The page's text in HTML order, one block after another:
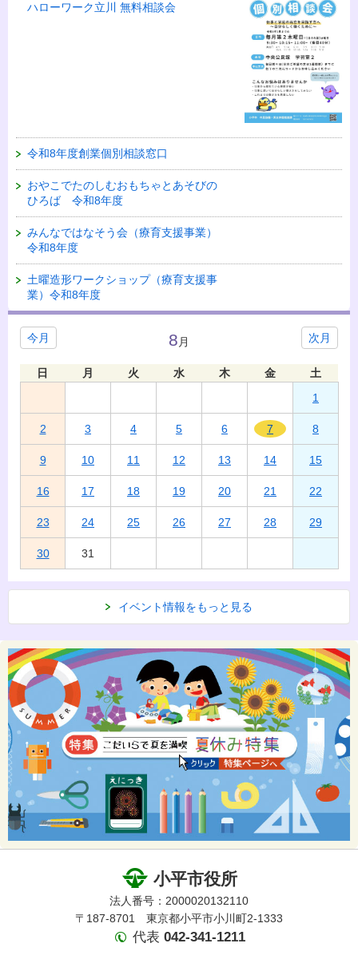
ハローワーク立川 無料相談会
令和8年度創業個別相談窓口
おやこでたのしむおもちゃとあそびの
ひろば 令和8年度
みんなではなそう会（療育支援事業）
令和8年度
土曜造形ワークショップ（療育支援事
業）令和8年度
今月 次月
8 月
日 月 火 水 木 金
土
1
2 3 4 5 6 7 8
9 10 11 12 13 14 15
16 17 18 19 20 21 22
23 24 25 26 27 28 29
30 31
イベント情報をもっと見る
小平市役所
法人番号：2000020132110
〒187-8701 東京都小平市小川町2-1333
代表 042-341-1211